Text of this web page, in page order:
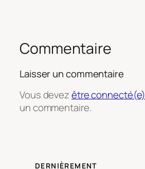
Commentaire
Laisser un commentaire
Vous devezêtre connecté(e)
un commentaire.
DERNIÈREMENT